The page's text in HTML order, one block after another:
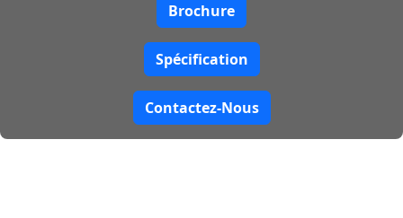
Brochure
Spécification
Contactez-Nous